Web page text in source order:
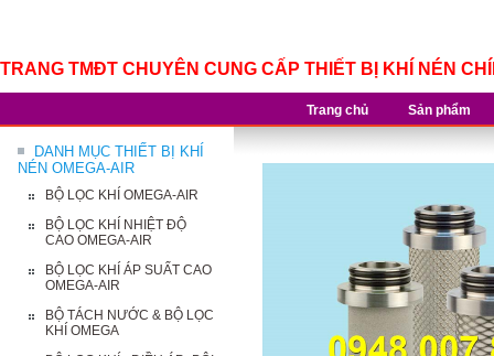
TRANG TMĐT CHUYÊN CUNG CẤP THIẾT BỊ KHÍ NÉN
Trang chủ Sản phẩm
DANH MỤC THIẾT BỊ KHÍ
NÉN OMEGA-AIR
BỘ LỌC KHÍ OMEGA-AIR
BỘ LỌC KHÍ NHIỆT ĐỘ
CAO OMEGA-AIR
BỘ LỌC KHÍ ÁP SUẤT CAO
OMEGA-AIR
BỘ TÁCH NƯỚC & BỘ LỌC
KHÍ OMEGA